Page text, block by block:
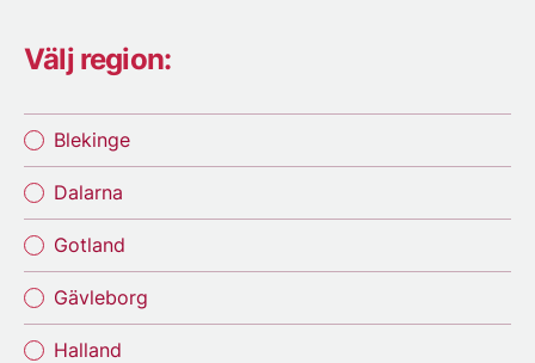
Välj region:
Blekinge
Dalarna
Gotland
Gävleborg
Halland